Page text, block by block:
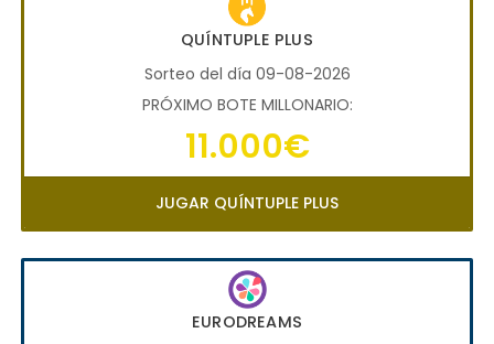
QUÍNTUPLE PLUS
Sorteo del día 09-08-2026
PRÓXIMO BOTE MILLONARIO:
11.000€
JUGAR QUÍNTUPLE PLUS
EURODREAMS